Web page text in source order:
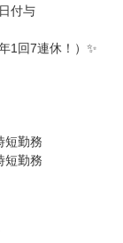
1回7連休！）✨
短勤務
短勤務